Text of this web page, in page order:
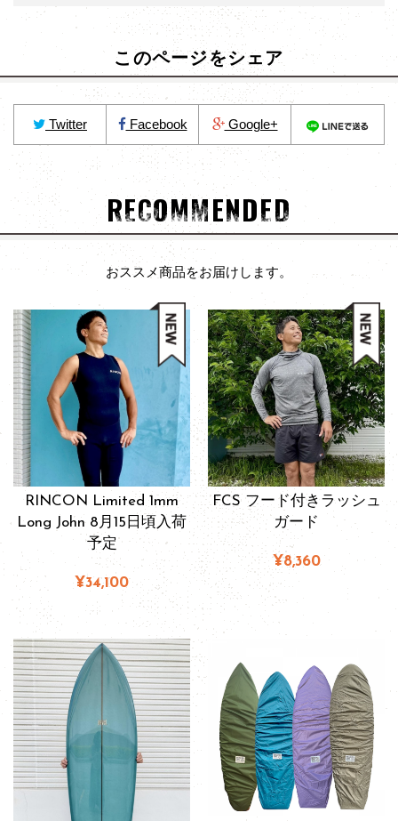
このページをシェア
Twitter Facebook Google+
RECOMMENDED
おススメ商品をお届けします。
RINCON Limited 1mm
Long John 8月15日頃入荷
予定
¥34,100
FCS フード付きラッシュ
ガード
¥8,360